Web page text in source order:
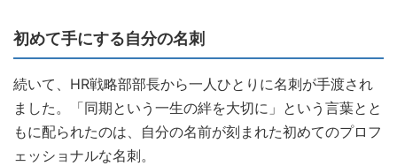
初めて手にする自分の名刺
続いて、HR戦略部部長から一人ひとりに名刺が手渡され
ました。「同期という一生の絆を大切に」という言葉とと
もに配られたのは、自分の名前が刻まれた初めてのプロフ
ェッショナルな名刺。